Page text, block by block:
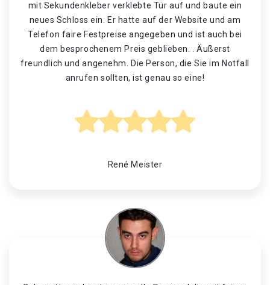
mit Sekundenkleber verklebte Tür auf und baute ein
neues Schloss ein. Er hatte auf der Website und am
Telefon faire Festpreise angegeben und ist auch bei
dem besprochenem Preis geblieben. . Äußerst
freundlich und angenehm. Die Person, die Sie im Notfall
anrufen sollten, ist genau so eine!
René Meister